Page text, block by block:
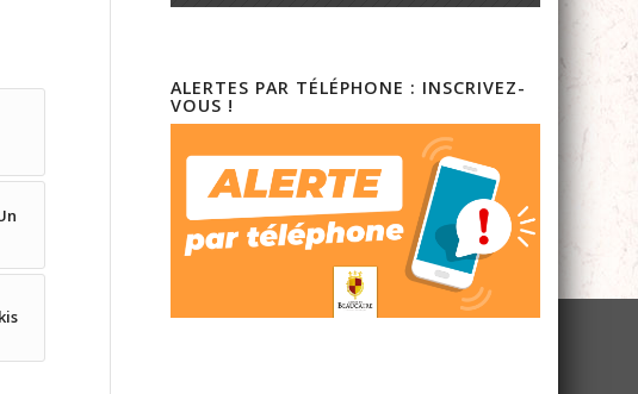
ALERTES PAR TÉLÉPHONE : INSCRIVEZ-
VOUS !